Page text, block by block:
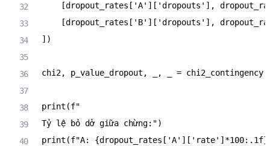
[dropout_rates [ 'A' ] [ 'dropouts' ] ,
[dropout_rates [ 'B' ] [ 'dropouts' ] ,
] )
chi2, p_value_dropout , , = chi2_contingency(
print (f"
Tỷ lệ bỏ dở giữa chừng: ")
print (f"A: {dropout_rates [ 'A' ] [ 'rate' ] *100: .1f}